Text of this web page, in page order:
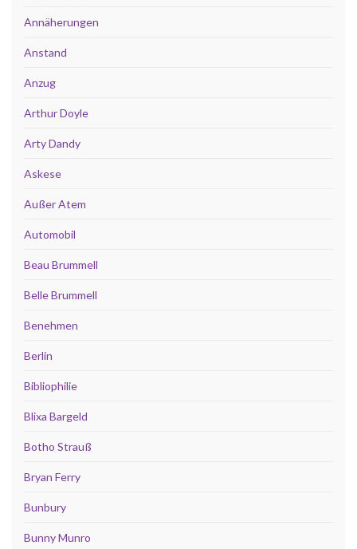
Annäherungen
Anstand
Anzug
Arthur Doyle
Arty Dandy
Askese
Außer Atem
Automobil
Beau Brummell
Belle Brummell
Benehmen
Berlin
Bibliophilie
Blixa Bargeld
Botho Strauß
Bryan Ferry
Bunbury
Bunny Munro